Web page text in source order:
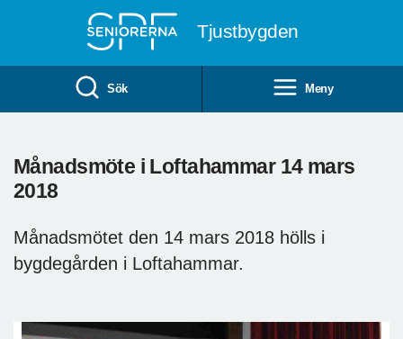
Tjustbygden
Sök Meny
Månadsmöte i Loftahammar 14 mars
2018
Månadsmötet den 14 mars 2018 hölls i
bygdegården i Loftahammar.